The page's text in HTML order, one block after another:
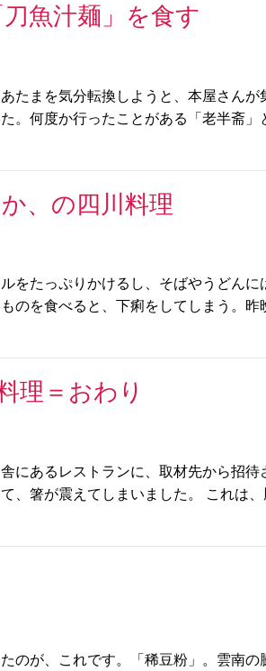
魚汁麺」を食す
たまを気分転換しようと、本屋さん
。何度か行ったことがある「老半斋
、の四川料理
をたっぷりかけるし、そばやうどん
のを食べると、下痢をしてしまう。
理＝おわり
にあるレストランに、取材先から招
、箸が震えてしまいました。 これは
のが、これです。「稀豆粉」。雲南の